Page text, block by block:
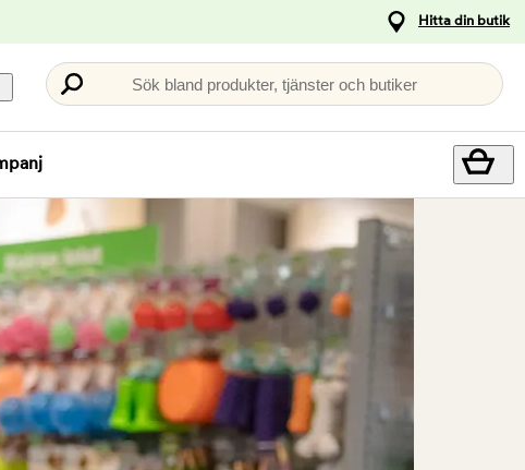
Hitta din butik
Sök bland produkter, tjänster och butiker